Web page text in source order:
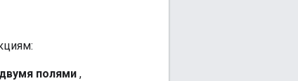
полями ,